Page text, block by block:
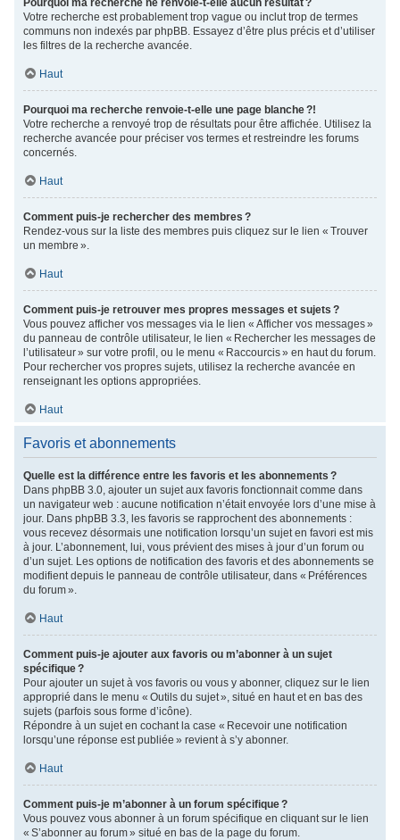
Pourquoi ma recherche ne renvoie-t-elle aucun résultat ?
Votre recherche est probablement trop vague ou inclut trop de termes
communs non indexés par phpBB. Essayez d’être plus précis et d’utiliser
les filtres de la recherche avancée.
Haut
Pourquoi ma recherche renvoie-t-elle une page blanche ?!
Votre recherche a renvoyé trop de résultats pour être affichée. Utilisez la
recherche avancée pour préciser vos termes et restreindre les forums
concernés.
Haut
Comment puis-je rechercher des membres ?
Rendez-vous sur la liste des membres puis cliquez sur le lien « Trouver
un membre ».
Haut
Comment puis-je retrouver mes propres messages et sujets ?
Vous pouvez afficher vos messages via le lien « Afficher vos messages »
du panneau de contrôle utilisateur, le lien « Rechercher les messages de
l’utilisateur » sur votre profil, ou le menu « Raccourcis » en haut du forum.
Pour rechercher vos propres sujets, utilisez la recherche avancée en
renseignant les options appropriées.
Haut
Favoris et abonnements
Quelle est la différence entre les favoris et les abonnements ?
Dans phpBB 3.0, ajouter un sujet aux favoris fonctionnait comme dans
un navigateur web : aucune notification n’était envoyée lors d’une mise à
jour. Dans phpBB 3.3, les favoris se rapprochent des abonnements :
vous recevez désormais une notification lorsqu’un sujet en favori est mis
à jour. L’abonnement, lui, vous prévient des mises à jour d’un forum ou
d’un sujet. Les options de notification des favoris et des abonnements se
modifient depuis le panneau de contrôle utilisateur, dans « Préférences
du forum ».
Haut
Comment puis-je ajouter aux favoris ou m’abonner à un sujet
spécifique ?
Pour ajouter un sujet à vos favoris ou vous y abonner, cliquez sur le lien
approprié dans le menu « Outils du sujet », situé en haut et en bas des
sujets (parfois sous forme d’icône).
Répondre à un sujet en cochant la case « Recevoir une notification
lorsqu’une réponse est publiée » revient à s’y abonner.
Haut
Comment puis-je m’abonner à un forum spécifique ?
Vous pouvez vous abonner à un forum spécifique en cliquant sur le lien
« S’abonner au forum » situé en bas de la page du forum.